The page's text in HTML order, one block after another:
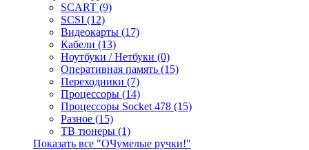
SCART (9)
SCSI (12)
Видеокарты (17)
Кабели (13)
Ноутбуки / Нетбуки (0)
Оперативная память (15)
Переходники (7)
Процессоры (14)
Процессоры Socket 478 (15)
Разное (15)
ТВ тюнеры (1)
Показать все "ОЧумелые ручки!"